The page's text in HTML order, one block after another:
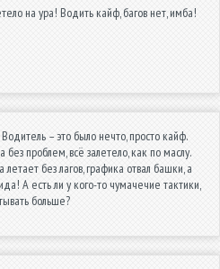
на ура! Водить кайф, багов нет, имба!
– это было нечто, просто кайф.
без проблем, всё залетело, как по маслу.
летает без лагов, графика отвал башки, а
А есть ли у кого-то чумачечие тактики,
больше?